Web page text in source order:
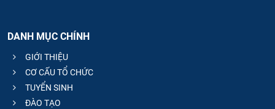
DANH MỤC CHÍNH
GIỚI THIỆU
CƠ CẤU TỔ CHỨC
TUYỂN SINH
ĐÀO TẠO